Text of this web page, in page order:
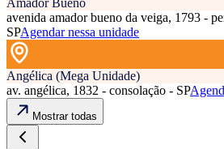
avenida amador bueno da veiga, 1793 -
SPAgendar nessa unidade
Angélica (Mega Unidade)
av. angélica, 1832 - consolação - SP
Mostrar todas